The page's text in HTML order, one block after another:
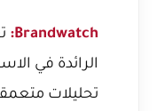
Brandwatch:
الرائدة في
تحليلات